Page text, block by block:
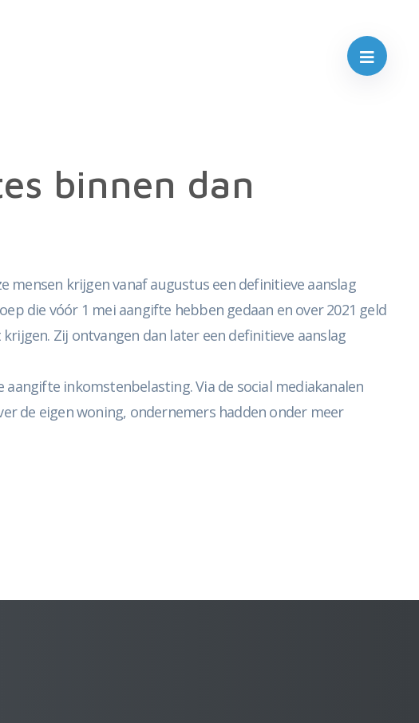
binnen dan
mensen krijgen vanaf augustus een definitieve aanslag
die vóór 1 mei aangifte hebben gedaan en over 2021 geld
Zij ontvangen dan later een definitieve aanslag
inkomstenbelasting. Via de social mediakanalen
de eigen woning, ondernemers hadden onder meer